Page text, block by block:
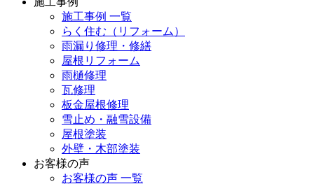
施工事例 一覧
らく住む（リフォーム）
雨漏り修理・修繕
屋根リフォーム
雨樋修理
瓦修理
板金屋根修理
雪止め・融雪設備
屋根塗装
外壁・木部塗装
お客様の声
お客様の声 一覧